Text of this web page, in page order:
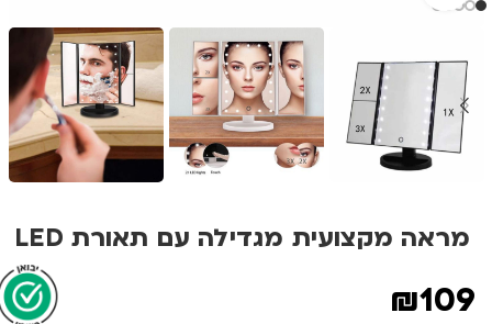
מראה מקצועית מגדילה עם תאורת LED
₪109